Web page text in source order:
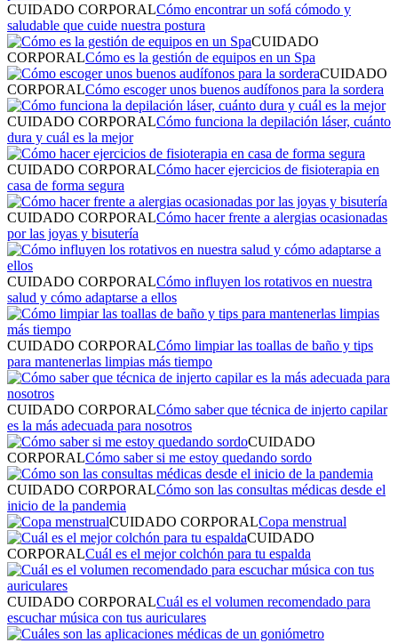
CUIDADO CORPORALCómo encontrar un sofá cómodo y
saludable que cuide nuestra postura
CUIDADO
CORPORALCómo es la gestión de equipos en un Spa
CUIDADO
CORPORALCómo escoger unos buenos audífonos para la sordera
CUIDADO CORPORALCómo funciona la depilación láser, cuánto
dura y cuál es la mejor
CUIDADO CORPORALCómo hacer ejercicios de fisioterapia en
casa de forma segura
CUIDADO CORPORALCómo hacer frente a alergias ocasionadas
por las joyas y bisutería
CUIDADO CORPORALCómo influyen los rotativos en nuestra
salud y cómo adaptarse a ellos
CUIDADO CORPORALCómo limpiar las toallas de baño y tips
para mantenerlas limpias más tiempo
CUIDADO CORPORALCómo saber que técnica de injerto capilar
es la más adecuada para nosotros
CUIDADO
CORPORALCómo saber si me estoy quedando sordo
CUIDADO CORPORALCómo son las consultas médicas desde el
inicio de la pandemia
CUIDADO CORPORALCopa menstrual
CUIDADO
CORPORALCuál es el mejor colchón para tu espalda
CUIDADO CORPORALCuál es el volumen recomendado para
escuchar música​ con tus auriculares